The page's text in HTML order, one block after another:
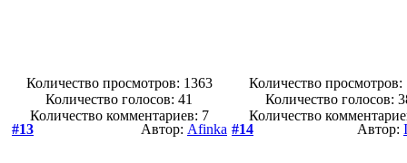
Количество просмотров: 1363
Количество голосов:41
Количество комментариев: 7
Количество просмотров:
Количество голосов:
Количество
#13
Автор: Afinka #14 Автор: